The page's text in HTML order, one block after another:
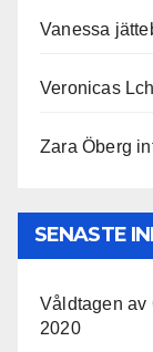
Vanessa
Veronicas
Zara Öberg
SENASTE
Våldtagen av
2020